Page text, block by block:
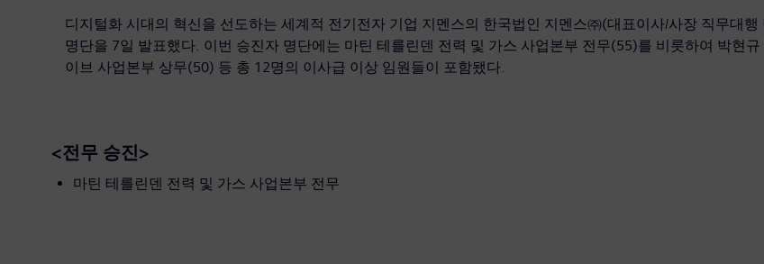
디지털화 시대의 혁신을 선도하는 세계적 전기전자 기업 지멘스의 한국법인 지멘스㈜(대표이사/사장 직무대
명단을 7일 발표했다. 이번 승진자 명단에는 마틴 테를린덴 전력 및 가스 사업본부 전무(55)를 비롯하여 박현
이브 사업본부 상무(50) 등 총 12명의 이사급 이상 임원들이 포함됐다.
<전무 승진>
마틴 테를린덴 전력 및 가스 사업본부 전무